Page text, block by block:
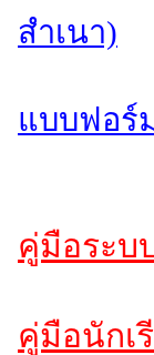
สำเนา)
แบบฟอร์
คู่มือระบ
คู่มือนักเ